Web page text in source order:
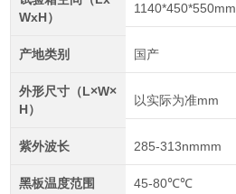
WxH）
1140*450*550mm
产地类别 国产
外形尺寸（L×W×
H）
以实际为准mm
紫外波长 285-313nmmm
黑板温度范围 45-80℃℃